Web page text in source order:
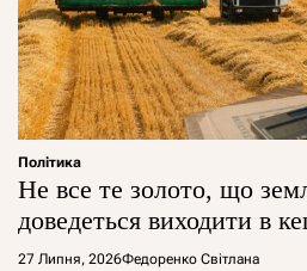
Політика
Не все те золото, що
доведеться виходити в
27 Липня, 2026Федоренко Світлана